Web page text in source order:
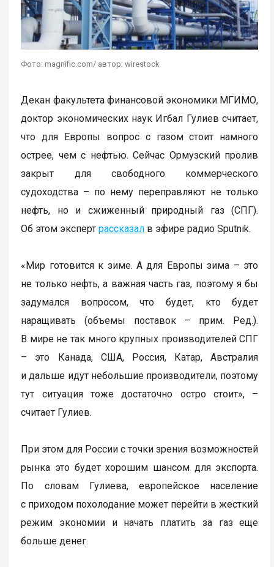
Фото: magnific.com/ автор: wirestock
Декан факультета финансовой экономики МГИМО,
доктор экономических наук Игбал Гулиев считает,
что для Европы вопрос с газом стоит намного
острее, чем с нефтью. Сейчас Ормузский пролив
закрыт для свободного коммерческого
судоходства – по нему переправляют не только
нефть, но и сжиженный природный газ (СПГ).
Об этом экспертрассказал в эфире радио Sputnik.
«Мир готовится к зиме. А для Европы зима – это
не только нефть, а важная часть газ, поэтому я бы
задумался вопросом, что будет, кто будет
наращивать (объемы поставок – прим. Ред.).
В мире не так много крупных производителей СПГ
– это Канада, США, Россия, Катар, Австралия
и дальше идут небольшие производители, поэтому
тут ситуация тоже достаточно остро стоит», –
считает Гулиев.
При этом для России с точки зрения возможностей
рынка это будет хорошим шансом для экспорта.
По словам Гулиева, европейское население
с приходом похолодание может перейти в жесткий
режим экономии и начать платить за газ еще
больше денег.